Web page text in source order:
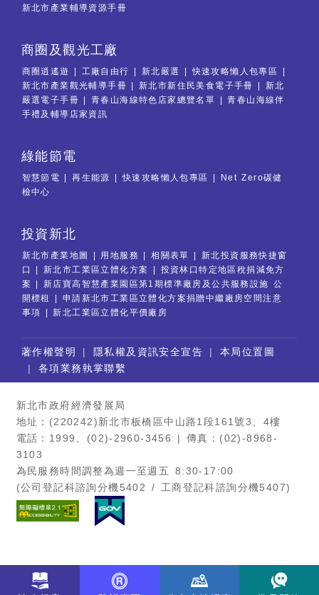
新北市產業輔導資源手冊
商圈及觀光工廠
商圈逍遙遊 工廠自由行 新北嚴選
快速攻略懶人包專區
新北市產業觀光輔導手冊
新北市新住民美食電子手冊
新北
嚴選電子手冊
青春山海線特色店家總覽名單
青春山海線伴
手禮及輔導店家資訊
綠能節電
智慧節電 再生能源 快速攻略懶人包專區
Net Zero碳健
檢中心
投資新北
新北市產業地圖 用地服務 相關表單
新北投資服務快捷窗
口
新北市工業區立體化方案
投資林口特定地區稅捐減免方
案
新店寶高智慧產業園區第1期標準廠房及公共服務設施 公
開標租
申請新北市工業區立體化方案捐贈中繼廠房空間注意
事項
新北工業區立體化平價廠房
:::
著作權聲明 隱私權及資訊安全宣告
本局位置圖
各項業務執掌聯繫
新北市政府經濟發展局
地址：(220242)新北市板橋區中山路1段161號3、4樓
電話：1999、(02)-2960-3456 | 傳真：(02)-8968-
3103
為民服務時間調整為週一至週五 8:30-17:00
(公司登記科諮詢分機5402 / 工商登記科諮詢分機5407)